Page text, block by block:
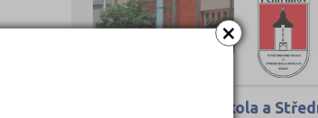
×
Vyšší odborná škola a